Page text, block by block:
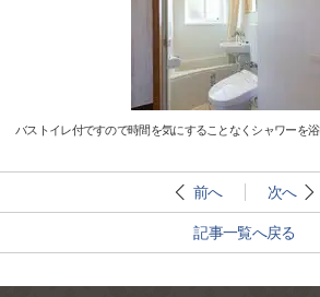
バストイレ付ですので時間を気にすることなくシャワーを浴
前へ 次へ
記事一覧へ戻る